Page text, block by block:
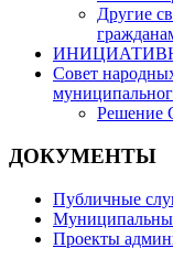
Другие
Совет
Решение
ДОКУМЕНТЫ
Публичные
Проекты